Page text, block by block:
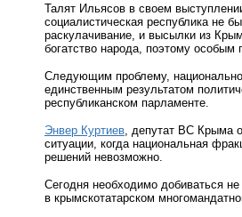
Талят Ильясов в своем
социалистическая республика не
раскулачивание, и высылки из
богатство народа, поэтому особым
Следующим проблему,
единственным результатом
республиканском парламенте.
Энвер Куртиев , депутат ВС Крыма
ситуации, когда национальная
решений невозможно.
Сегодня необходимо добиваться
в крымскотатарском